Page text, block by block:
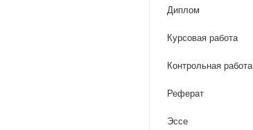
Диплом
Курсовая работа
Контрольная работа
Реферат
Эссе